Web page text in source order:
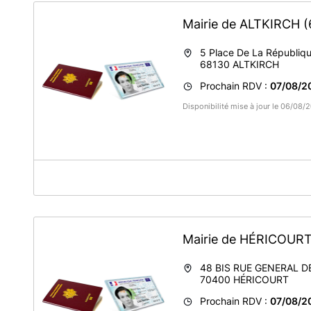
Mairie de ALTKIRCH
5 Place De La
68130 ALTKIRCH
Prochain RDV : 07/08/
Disponibilité mise à jour le 06/08/
Au minimum il vous sera demandé le numéro de votre
orthographiée correctement sur votre pré-demande).
Chaque demandeur devra être présent lors du dépôt
que soit son âge, est obligatoire au moment du dépôt du
Mairie de HÉRICOURT
48 BIS RUE GENERAL
70400 HÉRICOURT
Prochain RDV : 07/08/